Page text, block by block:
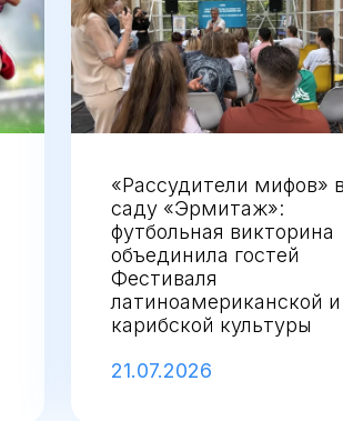
«Рассудители мифов» в
саду «Эрмитаж»:
футбольная викторина
объединила гостей
Фестиваля
латиноамериканской и
карибской культуры
21.07.2026